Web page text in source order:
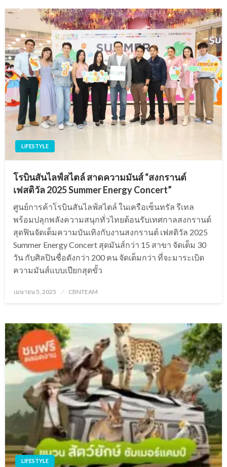
LIFESTYLE
โรบินสันไลฟ์สไตล์ สาดความมันส์ “สงกรานต์
เฟสติวัล 2025 Summer Energy Concert”
ศูนย์การค้าโรบินสันไลฟ์สไตล์ ในเครือเซ็นทรัล รีเทล
พร้อมปลุกพลังความสนุกทั่วไทยต้อนรับเทศกาลสงกรานต์
สุดฟินจัดเต็มความบันเทิงกับงานสงกรานต์ เฟสติวัล 2025
Summer Energy Concert สุดมันส์กว่า 15 สาขา จัดเต็ม 30
วัน กับศิลปินชื่อดังกว่า 200 คน จัดเต็มกว่า ที่จะมาระเบิด
ความมันส์แบบเปียกสุดขั้ว
Posted
เมษายน 5, 2025 CBNTEAM
LIFESTYLE